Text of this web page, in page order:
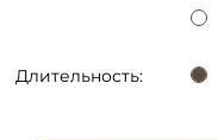
Длительность: